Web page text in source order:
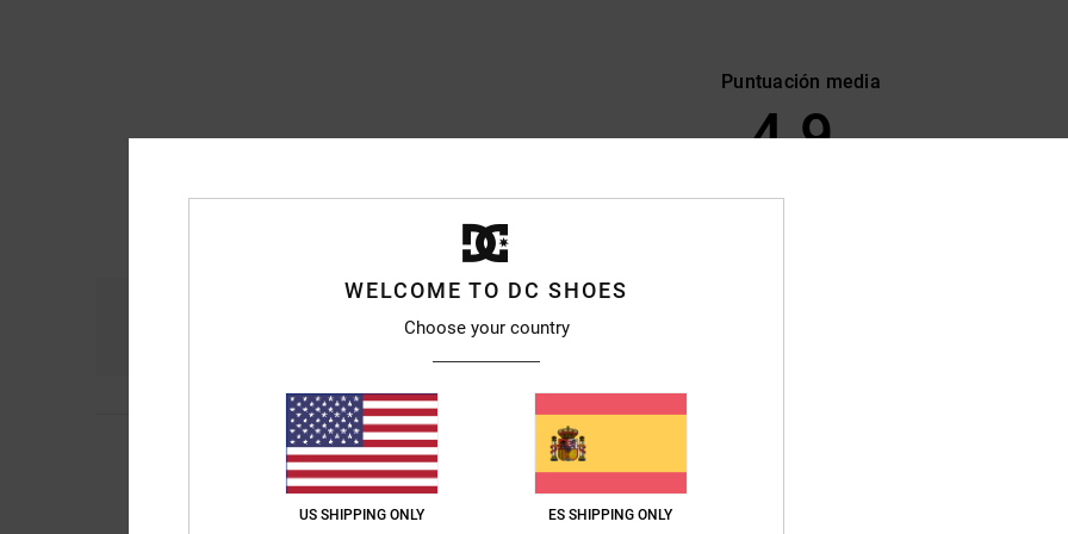
Puntuación media
4.9
Josep M
Son bonitas
Comodidad
Relación calidad-precio: 4
WELCOME TO DC SHOES
Choose your country
US SHIPPING ONLY ES SHIPPING ONLY